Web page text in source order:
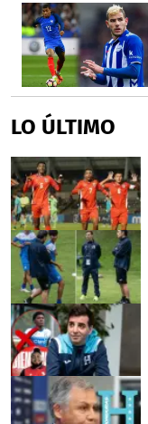
LO ÚLTIMO